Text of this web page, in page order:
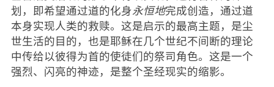
划，即希望通过道的化身永恒地完成创造，通过道
本身实现人类的救赎。这是启示的最高主题，是尘
世生活的目的，也是耶稣在几个世纪不间断的理论
中传给以彼得为首的使徒们的祭司角色。这是一个
强烈、闪亮的神迹，是整个圣经现实的缩影。